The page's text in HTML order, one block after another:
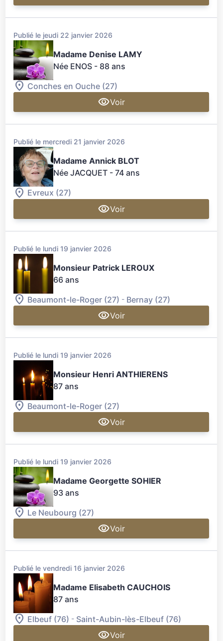
Publié le jeudi 22 janvier 2026
Madame Denise LAMY
Née ENOS - 88 ans
Conches en Ouche (27)
Voir
Publié le mercredi 21 janvier 2026
Madame Annick BLOT
Née JACQUET - 74 ans
Evreux (27)
Voir
Publié le lundi 19 janvier 2026
Monsieur Patrick LEROUX
66 ans
Beaumont-le-Roger (27) - Bernay (27)
Voir
Publié le lundi 19 janvier 2026
Monsieur Henri ANTHIERENS
87 ans
Beaumont-le-Roger (27)
Voir
Publié le lundi 19 janvier 2026
Madame Georgette SOHIER
93 ans
Le Neubourg (27)
Voir
Publié le vendredi 16 janvier 2026
Madame Elisabeth CAUCHOIS
87 ans
Elbeuf (76) - Saint-Aubin-lès-Elbeuf (76)
Voir